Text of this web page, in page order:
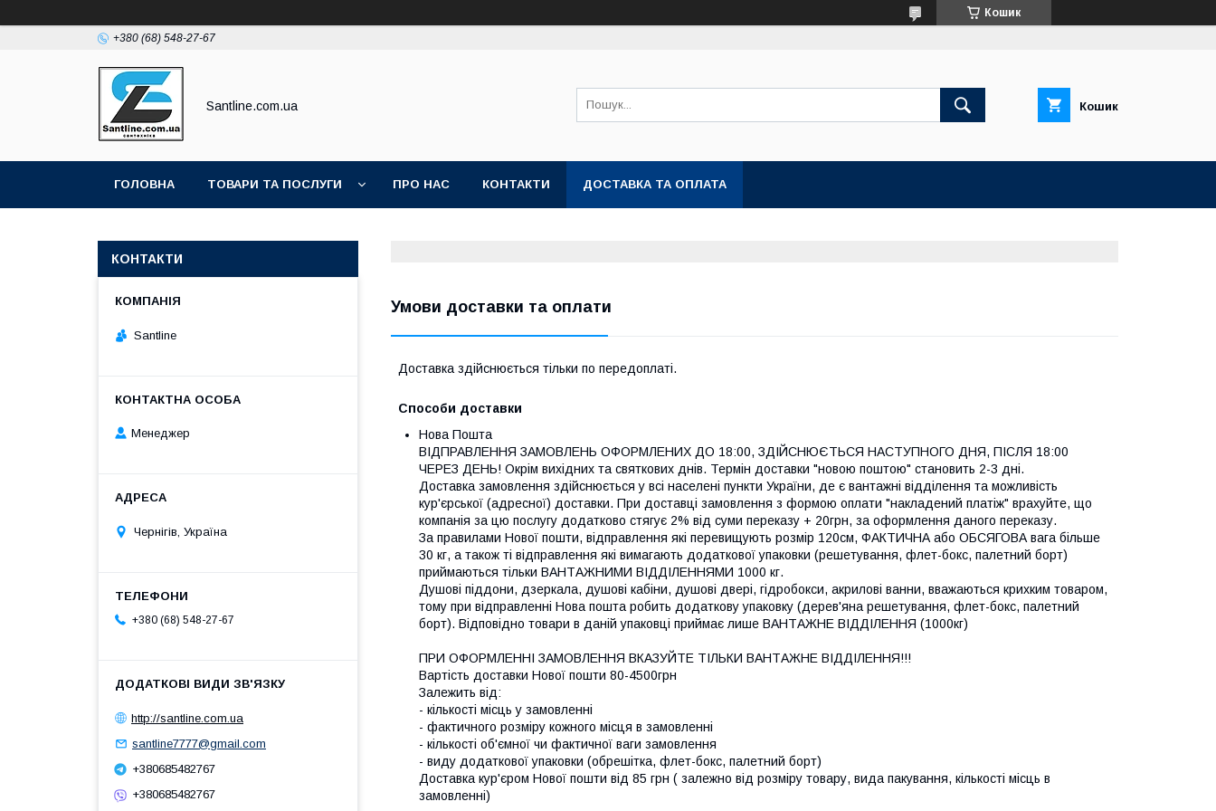
Кошик
+380 (68) 548-27-67
Santline.com.ua Кошик
ГОЛОВНА ТОВАРИ ТА ПОСЛУГИ ПРО НАС КОНТАКТИ ДОСТАВКА ТА ОПЛАТА
Умови доставки та оплати
Доставка здійснюється тільки по передоплаті.
Способи доставки
Нова Пошта
ВІДПРАВЛЕННЯ ЗАМОВЛЕНЬ ОФОРМЛЕНИХ ДО 18:00, ЗДІЙСНЮЄТЬСЯ НАСТУПНОГО ДНЯ, ПІСЛЯ 18:00
ЧЕРЕЗ ДЕНЬ! Окрім вихідних та святкових днів. Термін доставки "новою поштою" становить 2-3 дні.
Доставка замовлення здійснюється у всі населені пункти України, де є вантажні відділення та можливість
кур'єрської (адресної) доставки. При доставці замовлення з формою оплати "накладений платіж" врахуйте, що
компанія за цю послугу додатково стягує 2% від суми переказу + 20грн, за оформлення даного переказу.
За правилами Нової пошти, відправлення які перевищують розмір 120см, ФАКТИЧНА або ОБСЯГОВА вага більше
30 кг, а також ті відправлення які вимагають додаткової упаковки (решетування, флет-бокс, палетний борт)
приймаються тільки ВАНТАЖНИМИ ВІДДІЛЕННЯМИ 1000 кг.
Душові піддони, дзеркала, душові кабіни, душові двері, гідробокси, акрилові ванни, вважаються крихким товаром,
тому при відправленні Нова пошта робить додаткову упаковку (дерев'яна решетування, флет-бокс, палетний
борт). Відповідно товари в даній упаковці приймає лише ВАНТАЖНЕ ВІДДІЛЕННЯ (1000кг)
ПРИ ОФОРМЛЕННІ ЗАМОВЛЕННЯ ВКАЗУЙТЕ ТІЛЬКИ ВАНТАЖНЕ ВІДДІЛЕННЯ!!!
Вартість доставки Нової пошти 80-4500грн
Залежить від:
- кількості місць у замовленні
- фактичного розміру кожного місця в замовленні
- кількості об'ємної чи фактичної ваги замовлення
- виду додаткової упаковки (обрешітка, флет-бокс, палетний борт)
Доставка кур'єром Нової пошти від 85 грн ( залежно від розміру товару, вида пакування, кількості місць в
замовленні)
КОНТАКТИ
Santline
Менеджер
Чернігів, Україна
+380 (68) 548-27-67
http://santline.com.ua
santline7777@gmail.com
+380685482767
+380685482767